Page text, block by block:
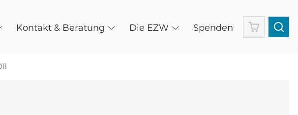
Kontakt & Beratung Die EZW Spenden Warenkorb